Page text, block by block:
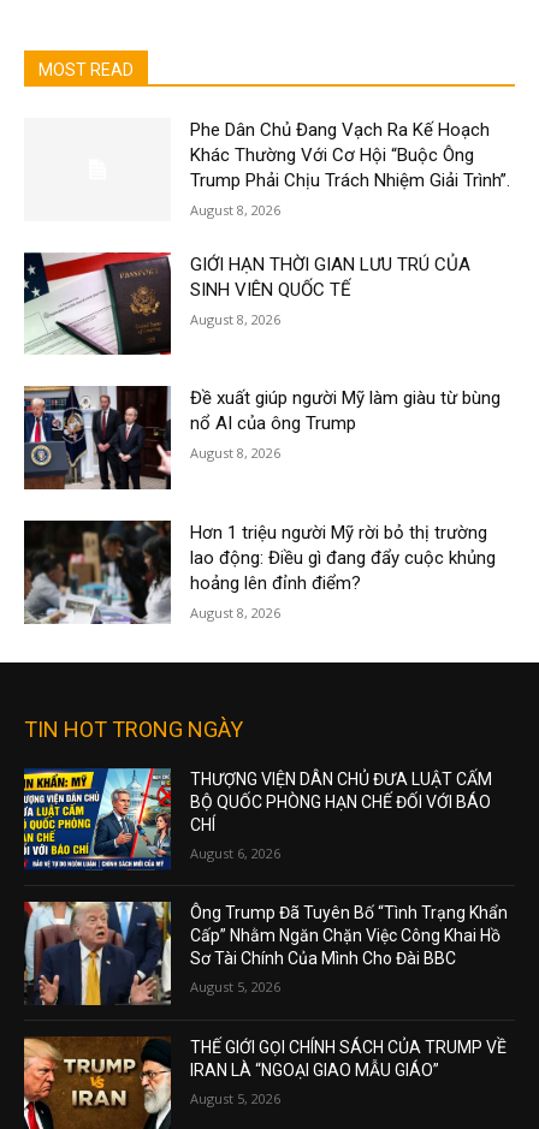
MOST READ
Phe Dân Chủ Đang Vạch Ra Kế Hoạch
Khác Thường Với Cơ Hội “Buộc Ông
Trump Phải Chịu Trách Nhiệm Giải Trình”.
August 8, 2026
GIỚI HẠN THỜI GIAN LƯU TRÚ CỦA
SINH VIÊN QUỐC TẾ
August 8, 2026
Đề xuất giúp người Mỹ làm giàu từ bùng
nổ AI của ông Trump
August 8, 2026
Hơn 1 triệu người Mỹ rời bỏ thị trường
lao động: Điều gì đang đẩy cuộc khủng
hoảng lên đỉnh điểm?
August 8, 2026
TIN HOT TRONG NGÀY
THƯỢNG VIỆN DÂN CHỦ ĐƯA LUẬT CẤM
BỘ QUỐC PHÒNG HẠN CHẾ ĐỐI VỚI BÁO
CHÍ
August 6, 2026
Ông Trump Đã Tuyên Bố “Tình Trạng Khẩn
Cấp” Nhằm Ngăn Chặn Việc Công Khai Hồ
Sơ Tài Chính Của Mình Cho Đài BBC
August 5, 2026
THẾ GIỚI GỌI CHÍNH SÁCH CỦA TRUMP VỀ
IRAN LÀ “NGOẠI GIAO MẪU GIÁO”
August 5, 2026